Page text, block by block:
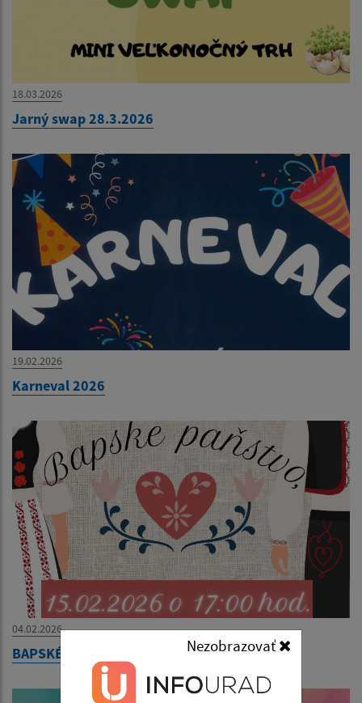
Nezobrazovať
18.03.2026
Jarný swap 28.3.2026
19.02.2026
Karneval 2026
04.02.2026
BAPSKÉ PAŇSTVO - Sokoľské divadlo - So Lo